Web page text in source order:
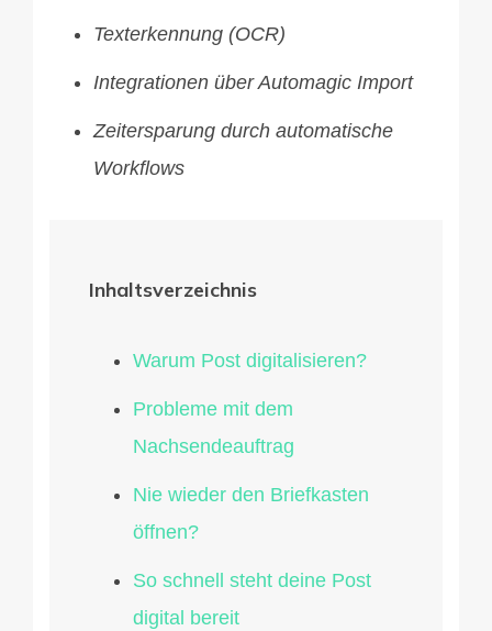
Texterkennung (OCR)
Integrationen über Automagic Import
Zeitersparung durch automatische
Workflows
Inhaltsverzeichnis
Warum Post digitalisieren?
Probleme mit dem
Nachsendeauftrag
Nie wieder den Briefkasten
öffnen?
So schnell steht deine Post
digital bereit